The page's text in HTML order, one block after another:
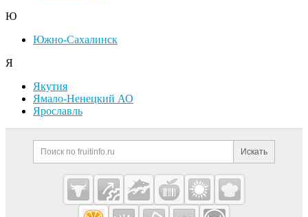
Ю
Южно-Сахалинск
Я
Якутия
Ямало-Ненецкий АО
Ярославль
Дополнительная информация
Поиск по сайту и
Искать
Cсылки на полезные проекты